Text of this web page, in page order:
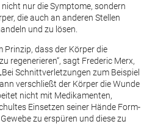
nur die Symptome, sondern
die auch an anderen Stellen
und zu lösen.
Prinzip, dass der Körper die
regenerieren“, sagt Frederic Merx,
Schnittverletzungen zum Beispiel
verschließt der Körper die Wunde
nicht mit Medikamenten,
Einsetzen seiner Hände Form-
zu erspüren und diese zu